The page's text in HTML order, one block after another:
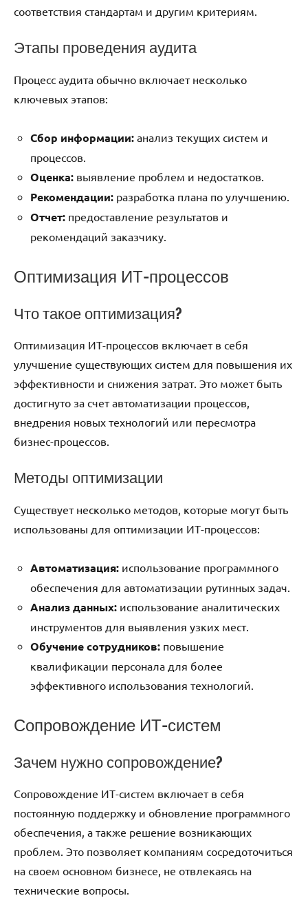
соответствия стандартам и другим критериям.
Этапы проведения аудита
Процесс аудита обычно включает несколько
ключевых этапов:
Сбор информации: анализ текущих систем и
процессов.
Оценка: выявление проблем и недостатков.
Рекомендации: разработка плана по улучшению.
Отчет: предоставление результатов и
рекомендаций заказчику.
Оптимизация ИТ-процессов
Что такое оптимизация?
Оптимизация ИТ-процессов включает в себя
улучшение существующих систем для повышения их
эффективности и снижения затрат. Это может быть
достигнуто за счет автоматизации процессов,
внедрения новых технологий или пересмотра
бизнес-процессов.
Методы оптимизации
Существует несколько методов, которые могут быть
использованы для оптимизации ИТ-процессов:
Автоматизация: использование программного
обеспечения для автоматизации рутинных задач.
Анализ данных: использование аналитических
инструментов для выявления узких мест.
Обучение сотрудников: повышение
квалификации персонала для более
эффективного использования технологий.
Сопровождение ИТ-систем
Зачем нужно сопровождение?
Сопровождение ИТ-систем включает в себя
постоянную поддержку и обновление программного
обеспечения, а также решение возникающих
проблем. Это позволяет компаниям сосредоточиться
на своем основном бизнесе, не отвлекаясь на
технические вопросы.